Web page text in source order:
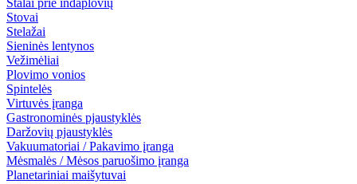
Stalai prie indaplovių
Stovai
Stelažai
Sieninės lentynos
Vežimėliai
Plovimo vonios
Spintelės
Virtuvės įranga
Gastronominės pjaustyklės
Daržovių pjaustyklės
Vakuumatoriai / Pakavimo įranga
Mėsmalės / Mėsos paruošimo įranga
Planetariniai maišytuvai